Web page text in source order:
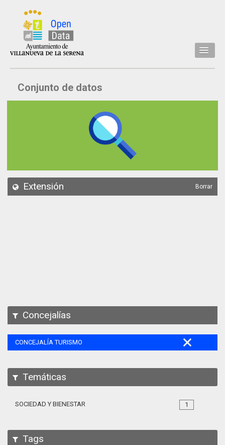
Inicio
Datos
API
Conjunto de datos
Extensión Borrar
Concejalías
CONCEJALÍA TURISMO
Temáticas
1
SOCIEDAD Y BIENESTAR
Tags